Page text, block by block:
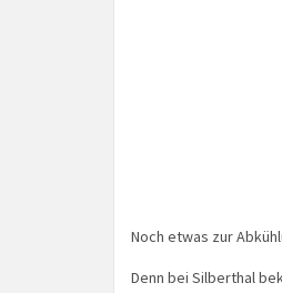
Noch etwas zur
Denn bei Silberthal